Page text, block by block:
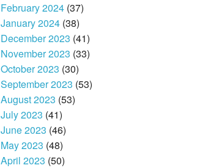
February 2024(37)
January 2024(38)
December 2023 (41)
November 2023 (33)
October 2023 (30)
September 2023 (53)
August 2023 (53)
July 2023 (41)
June 2023 (46)
May 2023 (48)
April 2023 (50)